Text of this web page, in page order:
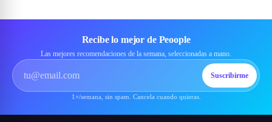
Recibe lo mejor de Peoople
Las mejores recomendaciones de la semana, seleccionadas a mano.
Suscribirme
1×/semana, sin spam. Cancela cuando quieras.